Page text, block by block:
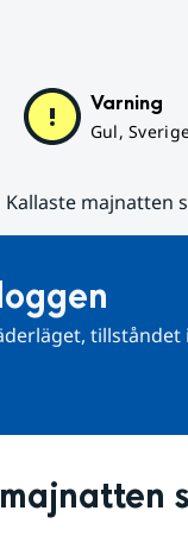
Varning
Gul,
Kallaste majnatten
tillståndet